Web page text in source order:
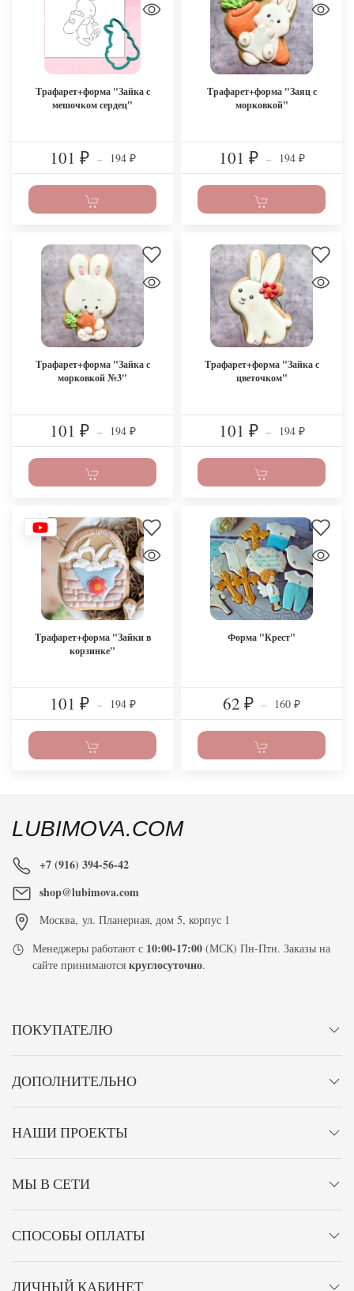
Трафарет+форма "Зайка с
мешочком сердец"
101 ₽ – 194 ₽
Трафарет+форма "Заяц с
морковкой"
101 ₽ – 194 ₽
Трафарет+форма "Зайка с
морковкой №3"
101 ₽ – 194 ₽
Трафарет+форма "Зайка с
цветочком"
101 ₽ – 194 ₽
Трафарет+форма "Зайки в
корзинке"
101 ₽ – 194 ₽
Форма "Крест"
62 ₽ – 160 ₽
LUBIMOVA.COM
+7 (916) 394-56-42
shop@lubimova.com
Москва, ул. Планерная, дом 5, корпус 1
Менеджеры работают с 10:00-17:00 (МСК) Пн-Птн. Заказы на
сайте принимаютсякруглосуточно.
ПОКУПАТЕЛЮ
ДОПОЛНИТЕЛЬНО
НАШИ ПРОЕКТЫ
МЫ В СЕТИ
СПОСОБЫ ОПЛАТЫ
ЛИЧНЫЙ КАБИНЕТ